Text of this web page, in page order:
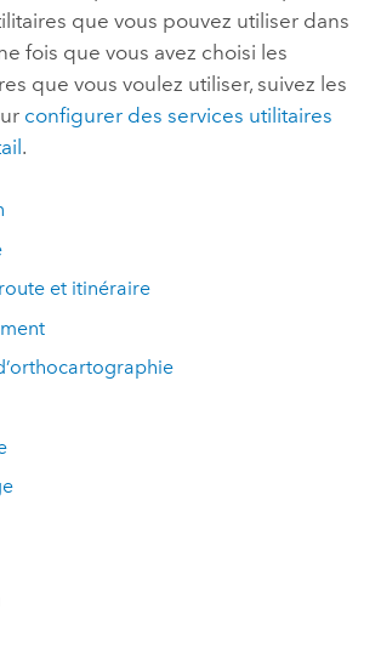
que vous pouvez utiliser dans
fois que vous avez choisi les
que vous voulez utiliser, suivez les
configurer des services utilitaires
.
et itinéraire